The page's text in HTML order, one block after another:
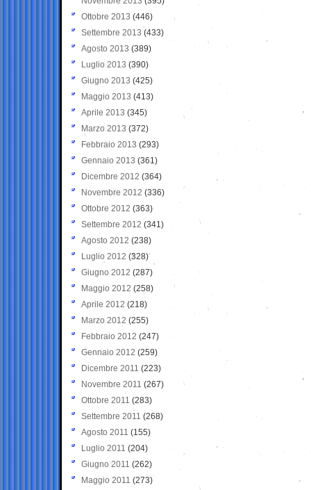
Ottobre 2013 (446)
Settembre 2013 (433)
Agosto 2013 (389)
Luglio 2013 (390)
Giugno 2013 (425)
Maggio 2013 (413)
Aprile 2013 (345)
Marzo 2013 (372)
Febbraio 2013 (293)
Gennaio 2013 (361)
Dicembre 2012 (364)
Novembre 2012 (336)
Ottobre 2012 (363)
Settembre 2012 (341)
Agosto 2012 (238)
Luglio 2012 (328)
Giugno 2012 (287)
Maggio 2012 (258)
Aprile 2012 (218)
Marzo 2012 (255)
Febbraio 2012 (247)
Gennaio 2012 (259)
Dicembre 2011 (223)
Novembre 2011 (267)
Ottobre 2011 (283)
Settembre 2011 (268)
Agosto 2011 (155)
Luglio 2011 (204)
Giugno 2011 (262)
Maggio 2011 (273)